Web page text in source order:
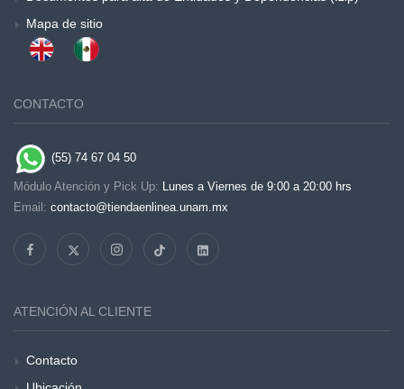
Mapa de sitio
CONTACTO
(55) 74 67 04 50
Módulo Atención y Pick Up: Lunes a Viernes de 9:00 a 20:00 hrs
Email: contacto@tiendaenlinea.unam.mx
ATENCIÓN AL CLIENTE
Contacto